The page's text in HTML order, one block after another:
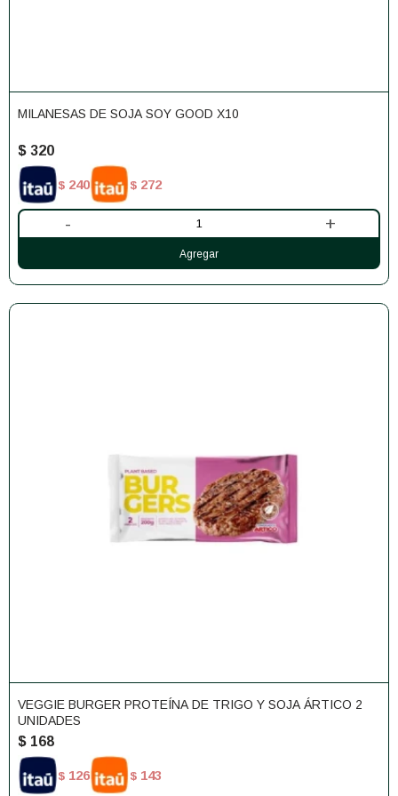
MILANESAS DE SOJA SOY GOOD X10
$ 320
$ 240 $ 272
- +
VEGGIE BURGER PROTEÍNA DE TRIGO Y SOJA ÁRTICO 2
UNIDADES
$ 168
$ 126 $ 143